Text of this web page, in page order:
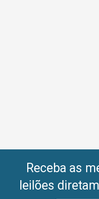
Receba as
leilões